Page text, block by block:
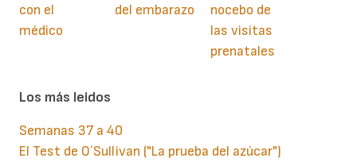
con el
médico
del embarazo
nocebo de
las visitas
prenatales
Los más leidos
Semanas 37 a 40
El Test de O´Sullivan ("La prueba del azúcar")